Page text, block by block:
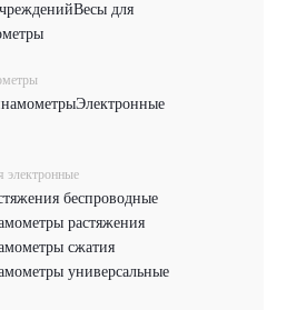
Весы для
Электронные
электронные
беспроводные
растяжения
сжатия
универсальные